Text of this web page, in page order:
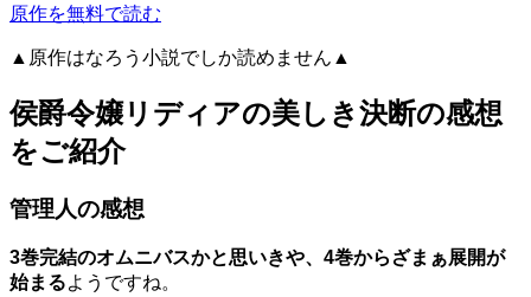
原作を無料で読む
▲原作はなろう小説でしか読めません▲
侯爵令嬢リディアの美しき決断の感想
をご紹介
管理人の感想
3巻完結のオムニバスかと思いきや、4巻からざまぁ展開が
始まるようですね。